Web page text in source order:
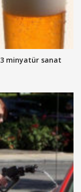
minyatür sanat